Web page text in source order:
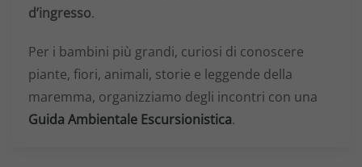
d’ingresso.
Per i bambini più grandi, curiosi di conoscere
piante, fiori, animali, storie e leggende della
maremma, organizziamo degli incontri con una
Guida Ambientale Escursionistica.